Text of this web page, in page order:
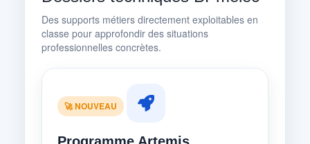
Des supports métiers directement exploitables en
classe pour approfondir des situations
professionnelles concrètes.
🚀 NOUVEAU